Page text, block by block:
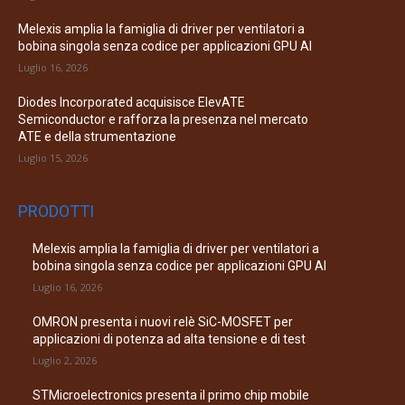
Melexis amplia la famiglia di driver per ventilatori a
bobina singola senza codice per applicazioni GPU AI
Luglio 16, 2026
Diodes Incorporated acquisisce ElevATE
Semiconductor e rafforza la presenza nel mercato
ATE e della strumentazione
Luglio 15, 2026
PRODOTTI
Melexis amplia la famiglia di driver per ventilatori a
bobina singola senza codice per applicazioni GPU AI
Luglio 16, 2026
OMRON presenta i nuovi relè SiC-MOSFET per
applicazioni di potenza ad alta tensione e di test
Luglio 2, 2026
STMicroelectronics presenta il primo chip mobile